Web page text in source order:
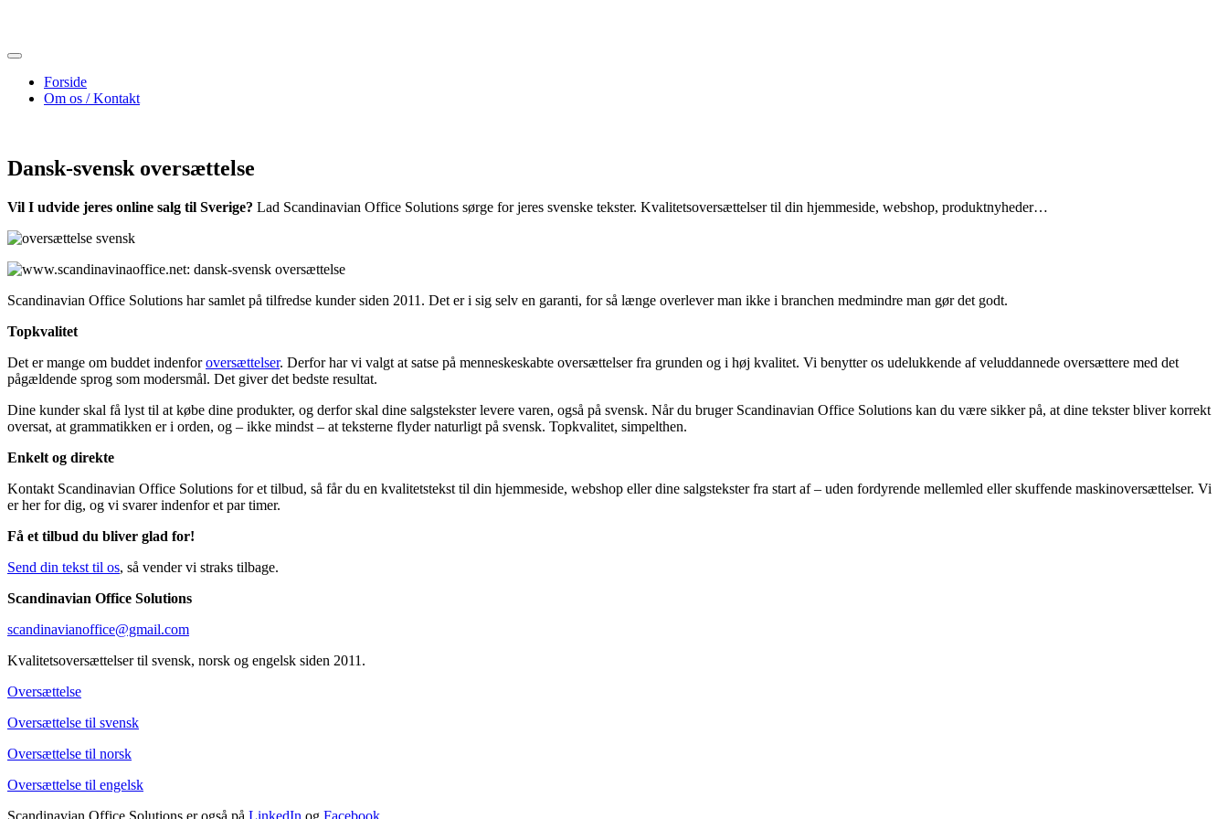
Forside
Om os / Kontakt
Dansk-svensk oversættelse
Vil I udvide jeres online salg til Sverige? Lad Scandinavian Office Solutions sørge for jeres svenske tekster. Kvalitetsoversættelser til din hjemmeside, webshop, produktnyheder…
Scandinavian Office Solutions har samlet på tilfredse kunder siden 2011. Det er i sig selv en garanti, for så længe overlever man ikke i branchen medmindre man gør det godt.
Topkvalitet
Det er mange om buddet indenforoversættelser. Derfor har vi valgt at satse på menneskeskabte oversættelser fra grunden og i høj kvalitet. Vi benytter os udelukkende af veluddannede oversættere med det
pågældende sprog som modersmål. Det giver det bedste resultat.
Dine kunder skal få lyst til at købe dine produkter, og derfor skal dine salgstekster levere varen, også på svensk. Når du bruger Scandinavian Office Solutions kan du være sikker på, at dine tekster bliver korrekt
oversat, at grammatikken er i orden, og – ikke mindst – at teksterne flyder naturligt på svensk. Topkvalitet, simpelthen.
Enkelt og direkte
Kontakt Scandinavian Office Solutions for et tilbud, så får du en kvalitetstekst til din hjemmeside, webshop eller dine salgstekster fra start af – uden fordyrende mellemled eller skuffende maskinoversættelser. Vi
er her for dig, og vi svarer indenfor et par timer.
Få et tilbud du bliver glad for!
Send din tekst til os, så vender vi straks tilbage.
Scandinavian Office Solutions
scandinavianoffice@gmail.com
Kvalitetsoversættelser til svensk, norsk og engelsk siden 2011.
Oversættelse
Oversættelse til svensk
Oversættelse til norsk
Oversættelse til engelsk